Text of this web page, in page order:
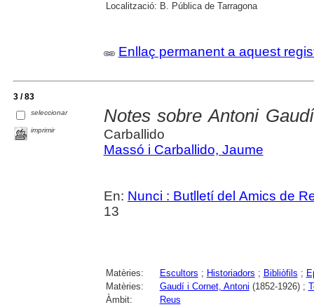
Localització: B. Pública de Tarragona
Enllaç permanent a aquest
3 / 83
seleccionar
imprimir
Notes sobre Antoni
Carballido
Massó i Carballido, Jaume
En: Nunci : Butlletí del Amics de
13
Matèries: Escultors ; Historiadors ; Bibliòfils ;
Matèries:
Gaudí i Cornet, Antoni (1852-1926) ;
Àmbit:
Reus